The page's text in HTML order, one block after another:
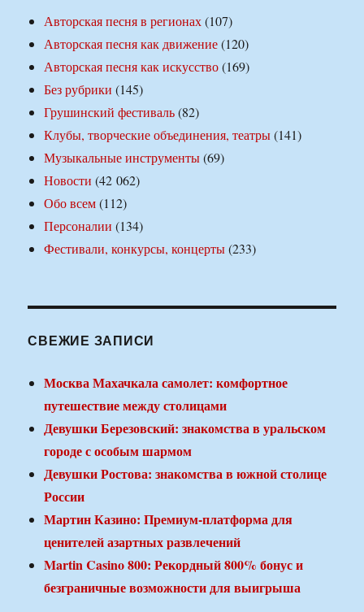
Авторская песня в регионах(107)
Авторская песня как движение(120)
Авторская песня как искусство(169)
Без рубрики (145)
Грушинский фестиваль(82)
Клубы, творческие объединения, театры(141)
Музыкальные инструменты(69)
Новости (42 062)
Обо всем(112)
Персоналии (134)
Фестивали, конкурсы, концерты(233)
СВЕЖИЕ ЗАПИСИ
Москва Махачкала самолет: комфортное
путешествие между столицами
Девушки Березовский: знакомства в уральском
городе с особым шармом
Девушки Ростова: знакомства в южной столице
России
Мартин Казино: Премиум-платформа для
ценителей азартных развлечений
Martin Casino 800: Рекордный 800% бонус и
безграничные возможности для выигрыша